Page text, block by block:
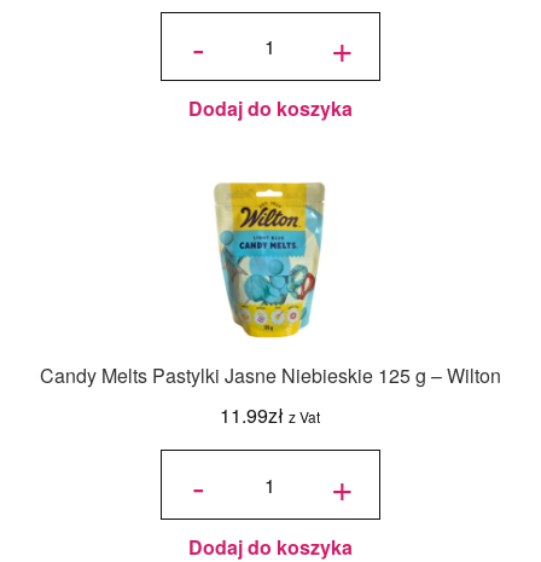
-
ilość
Pastylki
Czysta
125 g -
Wilton
+
Dodaj do koszyka
Candy Melts Pastylki Jasne Niebieskie 125 g – Wilton
11.99zł z Vat
-
ilość
Pastylki
Jasne
Niebieskie
125 g -
Wilton
+
Dodaj do koszyka